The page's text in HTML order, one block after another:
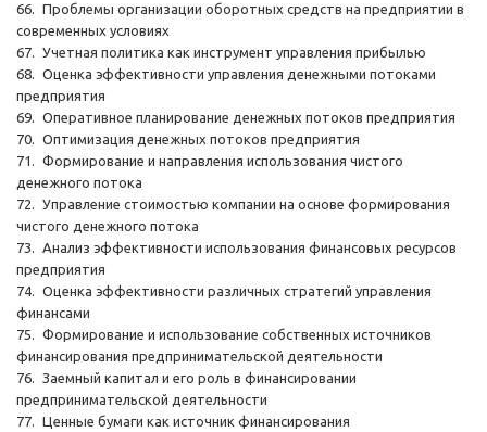
66. Проблемы организации оборотных средств на предприятии в
современных условиях
67. Учетная политика как инструмент управления прибылью
68. Оценка эффективности управления денежными потоками
предприятия
69. Оперативное планирование денежных потоков предприятия
70. Оптимизация денежных потоков предприятия
71. Формирование и направления использования чистого
денежного потока
72. Управление стоимостью компании на основе формирования
чистого денежного потока
73. Анализ эффективности использования финансовых ресурсов
предприятия
74. Оценка эффективности различных стратегий управления
финансами
75. Формирование и использование собственных источников
финансирования предпринимательской деятельности
76. Заемный капитал и его роль в финансировании
предпринимательской деятельности
77. Ценные бумаги как источник финансирования